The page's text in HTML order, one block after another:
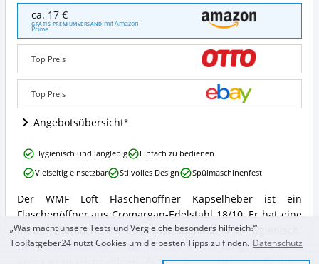
WMF
Loft
Flaschenöffner
Kapselheber
Angebote:
Wo
dieser
Flaschenöffner
erhältlich?
ca. 17 €
GRATIS PREMIUMVERSAND mit Amazon
Prime
Top Preis
Top Preis
Angebotsübersicht
WMF
Loft
Flaschenöffner
Kapselheber
Der WMF Loft Flaschenöffner Kapselheber ist ein
Flaschenöffner aus Cromargan-Edelstahl 18/10. Er hat eine
matte Oberfläche, ist spülmaschinenfest und hygienisch.
Der Flaschenöffner misst 14,5 cm in der Länge und kann
WMF
Loft
Flaschenöffner
Vorteile:
Was
spricht
für
Hygienisch und langlebig
Einfach zu bedienen
Vielseitig einsetzbar
Stilvolles Design Spülmaschinenfest
„Was macht unsere Tests und Vergleiche besonders hilfreich?“
TopRatgeber24 nutzt Cookies um die besten Tipps zu finden. Datenschutz